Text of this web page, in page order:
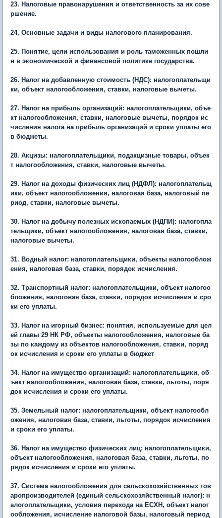
23. Налоговые правонарушения и ответственность за их сове
ршение.
24. Основные задачи и виды налогового планирования.
25. Понятие, цели использования и роль таможенных пошли
н в экономической и финансовой политике государства.
26. Налог на добавленную стоимость (НДС): налогоплательщи
ки, объект налогообложения, ставки, налоговые вычеты.
27. Налог на прибыль организаций: налогоплательщики, объе
кт налогообложения, ставки, налоговые вычеты, порядок ис
числения налога на прибыль организаций и сроки уплаты его
в бюджеты.
28. Акцизы: налогоплательщики, подакцизные товары, объек
т налогообложения, ставки, налоговые вычеты.
29. Налог на доходы физических лиц (НДФЛ): налогоплательщ
ики, объект налогообложения, налоговая база, налоговый пе
риод, ставки, налоговые вычеты.
30. Налог на добычу полезных ископаемых (НДПИ): налогопла
тельщики, объект налогообложения, налоговая база, ставки,
налоговые вычеты.
31. Водный налог: налогоплательщики, объекты налогооблож
ения, налоговая база, ставки, порядок исчисления.
32. Транспортный налог: налогоплательщики, объект налогоо
бложения, налоговая база, ставки, порядок исчисления и сро
ки его уплаты.
33. Налог на игорный бизнес: понятия, используемые для цел
ей главы 29 НК РФ, объекты налогообложения, налоговые ба
зы по каждому из объектов налогообложения, ставки, поряд
ок исчисления и сроки его уплаты в бюджет
34. Налог на имущество организаций: налогоплательщики, об
ъект налогообложения, налоговая база, ставки, льготы, поря
док исчисления и сроки его уплаты.
35. Земельный налог: налогоплательщики, объект налогообл
ожения, налоговая база, ставки, льготы, порядок исчисления
и сроки его уплаты.
36. Налог на имущество физических лиц: налогоплательщики,
объект налогообложения, налоговая база, ставки, льготы, по
рядок исчисления и сроки его уплаты.
37. Система налогообложения для сельскохозяйственных тов
аропроизводителей (единый сельскохозяйственный налог): н
алогоплательщики, условия перехода на ЕСХН, объект налог
ообложения, исчисление налоговой базы, налоговый период